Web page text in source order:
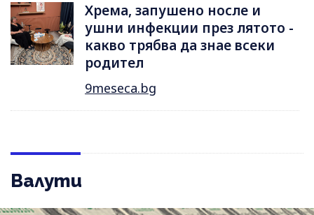
Хрема, запушено носле и
ушни инфекции през лятотo -
какво трябва да знае всеки
родител
9meseca.bg
Валути